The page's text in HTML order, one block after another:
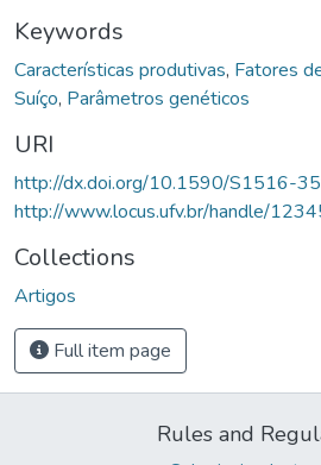
Keywords
Características produtivas, Fatores
Suíço, Parâmetros genéticos
URI
http://dx.doi.org/10.1590/S1516-
http://www.locus.ufv.br/handle/
Collections
Artigos
Full item page
Rules and